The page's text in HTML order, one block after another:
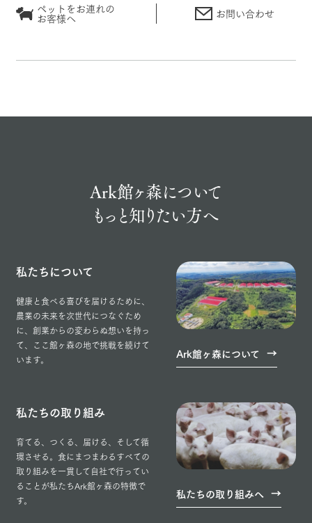
ペットをお連れの
お客様へ お問い合わせ
Ark館ヶ森について
もっと知りたい方へ
Ark館ヶ森について
私たちについて
健康と食べる喜びを届けるために、
農業の未来を次世代につなぐため
に、創業からの変わらぬ想いを持っ
て、ここ館ヶ森の地で挑戦を続けて
います。
私たちの取り組みへ
私たちの取り組み
育てる、つくる、届ける、そして循
環させる。食にまつまわるすべての
取り組みを一貫して自社で行ってい
ることが私たちArk館ヶ森の特徴で
す。